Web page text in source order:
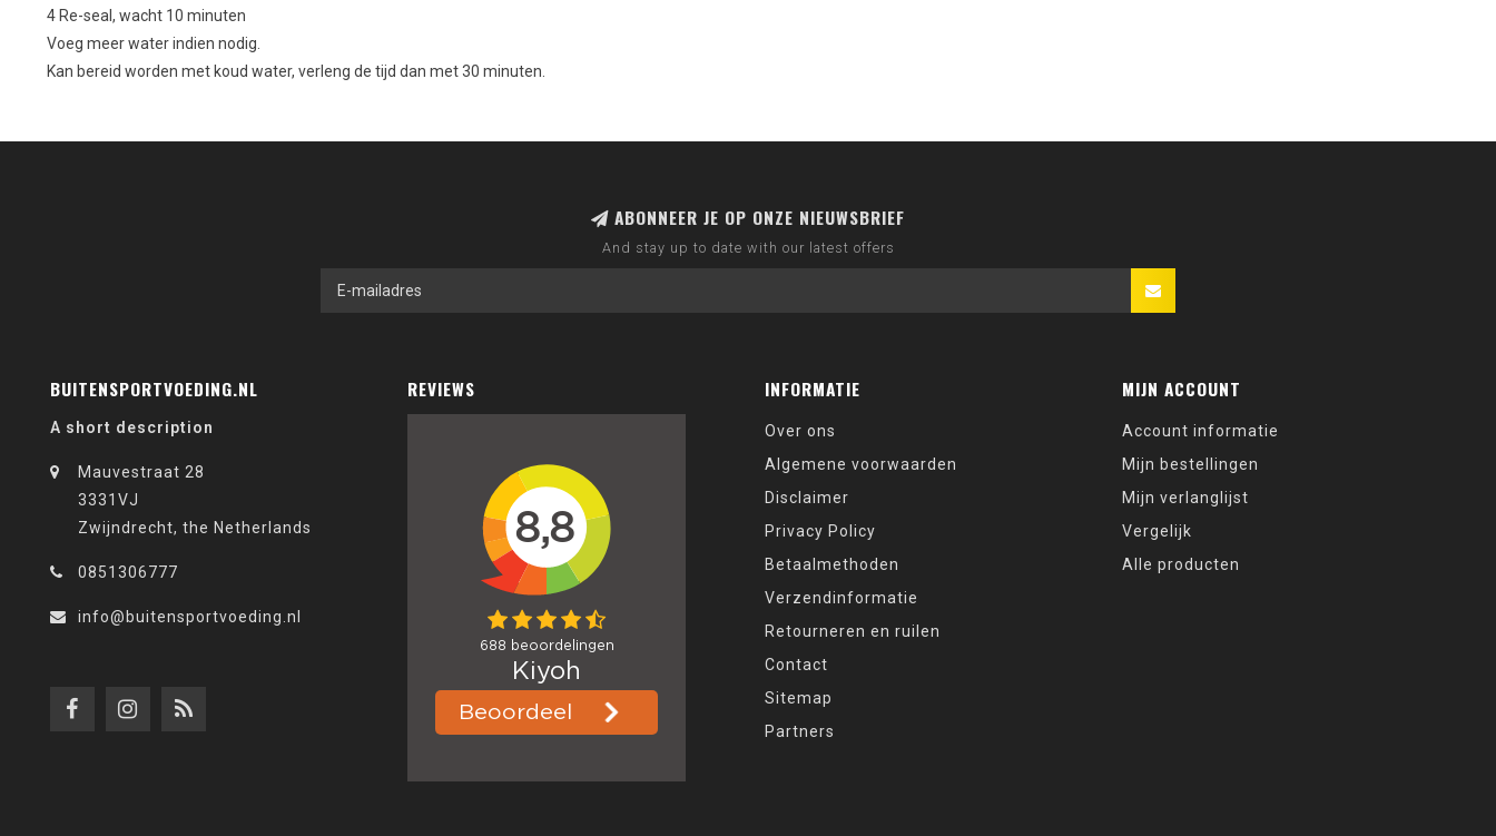
4 Re-seal, wacht 10 minuten
Voeg meerwaterindien nodig.
Kan bereid worden met koud water, verleng de tijd dan met30 minuten.
ABONNEER JE OP ONZE NIEUWSBRIEF
And stay up to date with our latest offers
BUITENSPORTVOEDING.NL
A short description
Mauvestraat 28
3331VJ
Zwijndrecht, the Netherlands
0851306777
info@buitensportvoeding.nl
REVIEWS INFORMATIE
Over ons
Algemene voorwaarden
Disclaimer
Privacy Policy
Betaalmethoden
Verzendinformatie
Retourneren en ruilen
Contact
Sitemap
Partners
MIJN ACCOUNT
Account informatie
Mijn bestellingen
Mijn verlanglijst
Vergelijk
Alle producten